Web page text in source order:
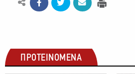
ΠΡΟΤΕΙΝΟΜΕΝΑ